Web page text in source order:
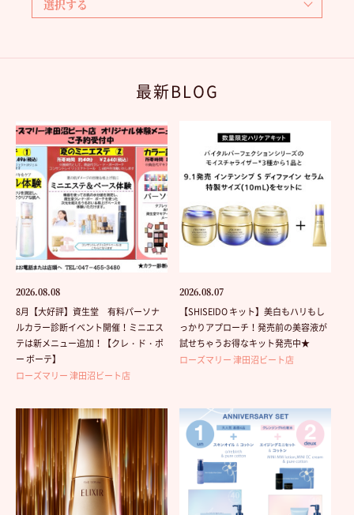
最新BLOG
2026.08.08
8月【大好評】資生堂 有料パーソナ
ルカラー診断イベント開催！ミニエス
テは新メニュー追加！【クレ・ド・ポ
ー ボーテ】
ローズマリー 津田沼ビート店
2026.08.07
【SHISEIDO キット】美白もハリもし
っかりアプローチ！発売前の美容液が
試せちゃうお得なキット発売中★
ローズマリー 津田沼ビート店